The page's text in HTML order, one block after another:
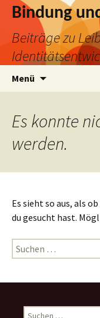
Bindung
Beiträge zu
Menü
Es konnte
werden.
Es sieht so aus, als
du gesucht hast.
Suchen
nach:
Suchen